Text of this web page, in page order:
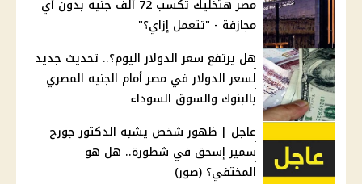
مصر هتخليك تكسب 72 ألف جنيه بدون أي
مجازفة - "تتعمل إزاي؟"
هل يرتفع سعر الدولار اليوم؟.. تحديث جديد
لسعر الدولار في مصر أمام الجنيه المصري
بالبنوك والسوق السوداء
عاجل | ظهور شخص يشبه الدكتور جورج
سمير إسحق في شطورة.. هل هو
المختفي؟ (صور)